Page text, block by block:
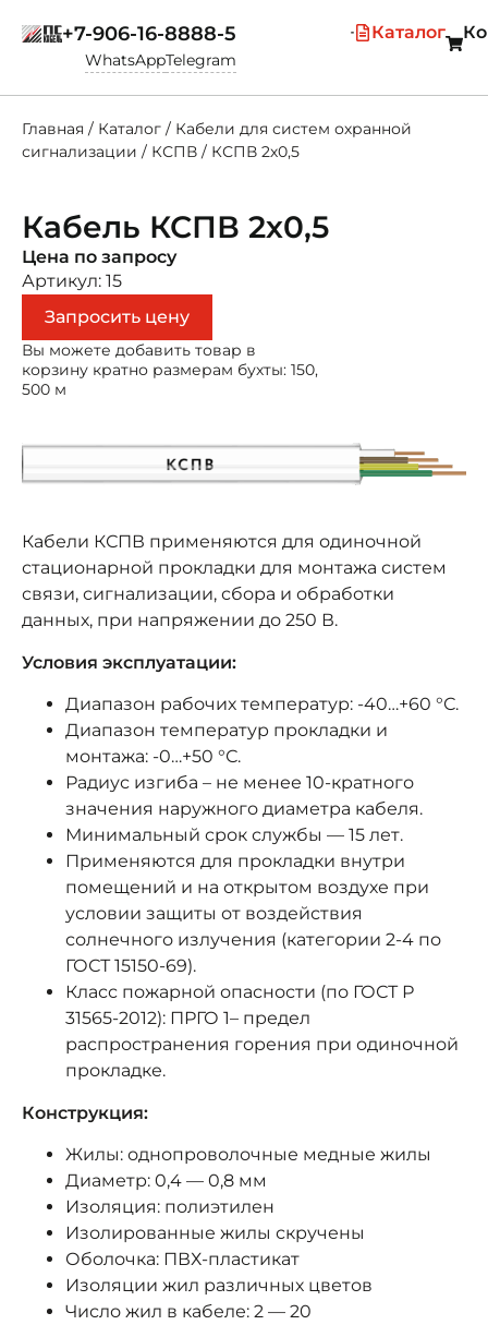
Каталог
+7-906-16-8888-5
WhatsAppTelegram
Главная / Каталог / Кабели для систем охранной
сигнализации / КСПВ / КСПВ 2х0,5
Кабель КСПВ 2х0,5
Цена по запросу
Артикул: 15
Запросить цену
Вы можете добавить товар в
корзину кратно размерам бухты: 150,
500 м
Кабели КСПВ применяются для одиночной
стационарной прокладки для монтажа систем
связи, сигнализации, сбора и обработки
данных, при напряжении до 250 В.
Условия эксплуатации:
Диапазон рабочих температур: -40…+60 °С.
Диапазон температур прокладки и
монтажа: -0…+50 °С.
Радиус изгиба – не менее 10-кратного
значения наружного диаметра кабеля.
Минимальный срок службы — 15 лет.
Применяются для прокладки внутри
помещений и на открытом воздухе при
условии защиты от воздействия
солнечного излучения (категории 2-4 по
ГОСТ 15150-69).
Класс пожарной опасности (по ГОСТ Р
31565-2012): ПРГО 1– предел
распространения горения при одиночной
прокладке.
Конструкция:
Жилы: однопроволочные медные жилы
Диаметр: 0,4 — 0,8 мм
Изоляция: полиэтилен
Изолированные жилы скручены
Оболочка: ПВХ-пластикат
Изоляции жил различных цветов
Число жил в кабеле: 2 — 20